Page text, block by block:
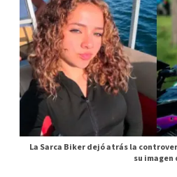
La Sarca Biker dejó atrás la
su